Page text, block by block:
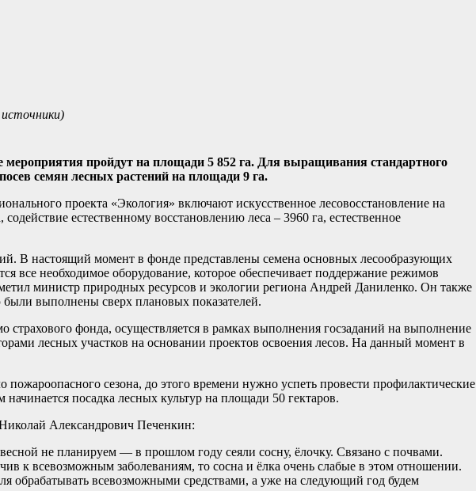
мероприятия пройдут на площади 5 852 га. Для выращивания стандартного
посев семян лесных растений на площади 9 га.
проекта «Экология» включают искусственное лесовосстановление на
естественному восстановлению леса – 3960 га, естественное
В настоящий момент в фонде представлены семена основных лесообразующих
все необходимое оборудование, которое обеспечивает поддержание режимов
министр природных ресурсов и экологии региона Андрей Даниленко. Он также
выполнены сверх плановых показателей.
страхового фонда, осуществляется в рамках выполнения госзаданий на выполнение
лесных участков на основании проектов освоения лесов. На данный момент в
пожароопасного сезона, до этого времени нужно успеть провести профилактические
посадка лесных культур на площади 50 гектаров.
Александрович Печенкин:
не планируем — в прошлом году сеяли сосну, ёлочку. Связано с почвами.
к всевозможным заболеваниям, то сосна и ёлка очень слабые в этом отношении.
обрабатывать всевозможными средствами, а уже на следующий год будем